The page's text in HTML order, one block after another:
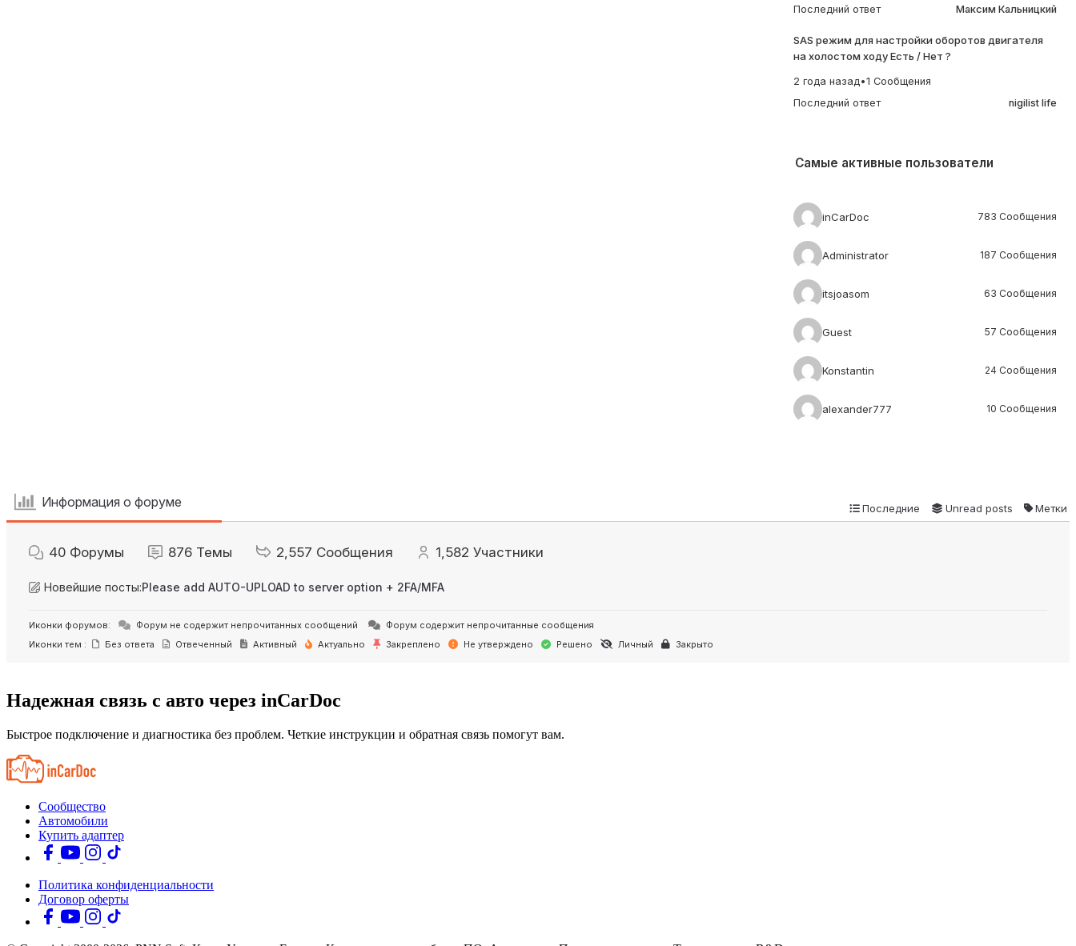
Последний ответ
Максим Кальницкий
SAS режим для настройки оборотов двигателя
на холостом ходу Есть / Нет ?
2 года назад•1 Сообщения
Последний ответ
nigilist life
Самые активные пользователи
inCarDoc 783 Сообщения
Administrator 187 Сообщения
itsjoasom 63 Сообщения
Guest 57 Сообщения
Konstantin 24 Сообщения
alexander777 10 Сообщения
Информация о форуме Последние Unread posts Метки
40 Форумы 876 Темы 2,557 Сообщения 1,582 Участники
Новейшие посты:Please add AUTO-UPLOAD to server option + 2FA/MFA
Иконки форумов: Форум не содержит непрочитанных сообщений
Форум содержит непрочитанные сообщения
Иконки тем :
Без ответа Отвеченный Активный Актуально Закреплено Не утверждено Решено Личный Закрыто
Надежная связь с авто через inCarDoc
Быстрое подключение и диагностика без проблем. Четкие инструкции и обратная связь помогут вам.
Сообщество
Автомобили
Купить адаптер
Политика конфиденциальности
Договор оферты